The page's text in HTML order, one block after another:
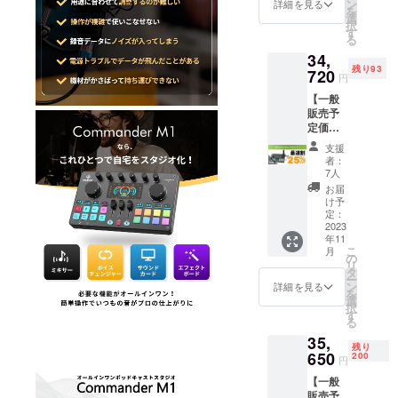
い。 ※
材の供
給状
況、製
造工程
上の都
合等に
より出
荷時期
が遅れ
る場合
があり
ます。
定価格
より下
がる可
能性も
ござい
ます。
※デザイ
ン・仕
様は変
更にな
る可能
性もご
ざいま
す。ご
了承く
ださ
い。 ※
材の供
給状
況、製
造工程
3.5mm
オー
ケーブ
ル×2 ・
USB-C
データ/
充電
ケーブ
ル×2 ・
フック&
ループ
×3 ※皆
様のご
支援に
より量
産効率
が向上
した場
合、正
定価格
より下
がる可
能性も
詳細を見る ン
を
選
択
す
る
34,
720 円
残り93
【一般
販売予
定価格
46,300
円の
25%オ
フ】(税
込・送
料無料)
Comma
nder
M1 本
体×1 ・
3.5mm
オー
ケーブ
ル×2 ・
USB-C
データ/
支援
者：
7人
お届
け予
定：
2023
年11
月
詳細を見る
こ
の
リ
タ
ー
ン
を
選
択
す
る
35,
650 円
残り
200
【一般